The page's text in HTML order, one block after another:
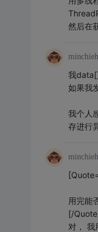
然后在
minchieh
我
如果我
我个人
存进行
minchieh
用完能
[/
对， 我